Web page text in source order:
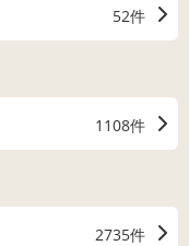
52件
1108件
2735件